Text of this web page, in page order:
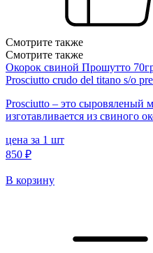
Смотрите также
Смотрите также
Окорок свиной Прошутто
Prosciutto crudo del titano s/o
Prosciutto – это сыровяленый
изготавливается из свиного
цена за 1 шт
850 ₽
В корзину